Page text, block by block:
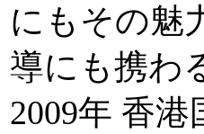
にもその魅
導にも携わ
2009年 香